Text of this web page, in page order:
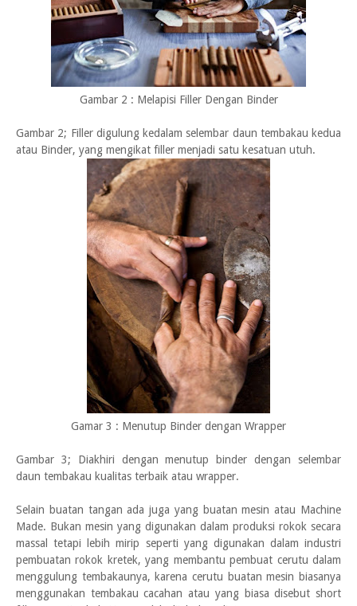
Gambar 2 : Melapisi Filler Dengan Binder
Gambar 2; Filler digulung kedalam selembar daun tembakau kedua
atau Binder, yang mengikat filler menjadi satu kesatuan utuh.
Gamar 3 : Menutup Binder dengan Wrapper
Gambar 3; Diakhiri dengan menutup binder dengan selembar
daun tembakau kualitas terbaik atau wrapper.
Selain buatan tangan ada juga yang buatan mesin atau Machine
Made. Bukan mesin yang digunakan dalam produksi rokok secara
massal tetapi lebih mirip seperti yang digunakan dalam industri
pembuatan rokok kretek, yang membantu pembuat cerutu dalam
menggulung tembakaunya, karena cerutu buatan mesin biasanya
menggunakan tembakau cacahan atau yang biasa disebut short